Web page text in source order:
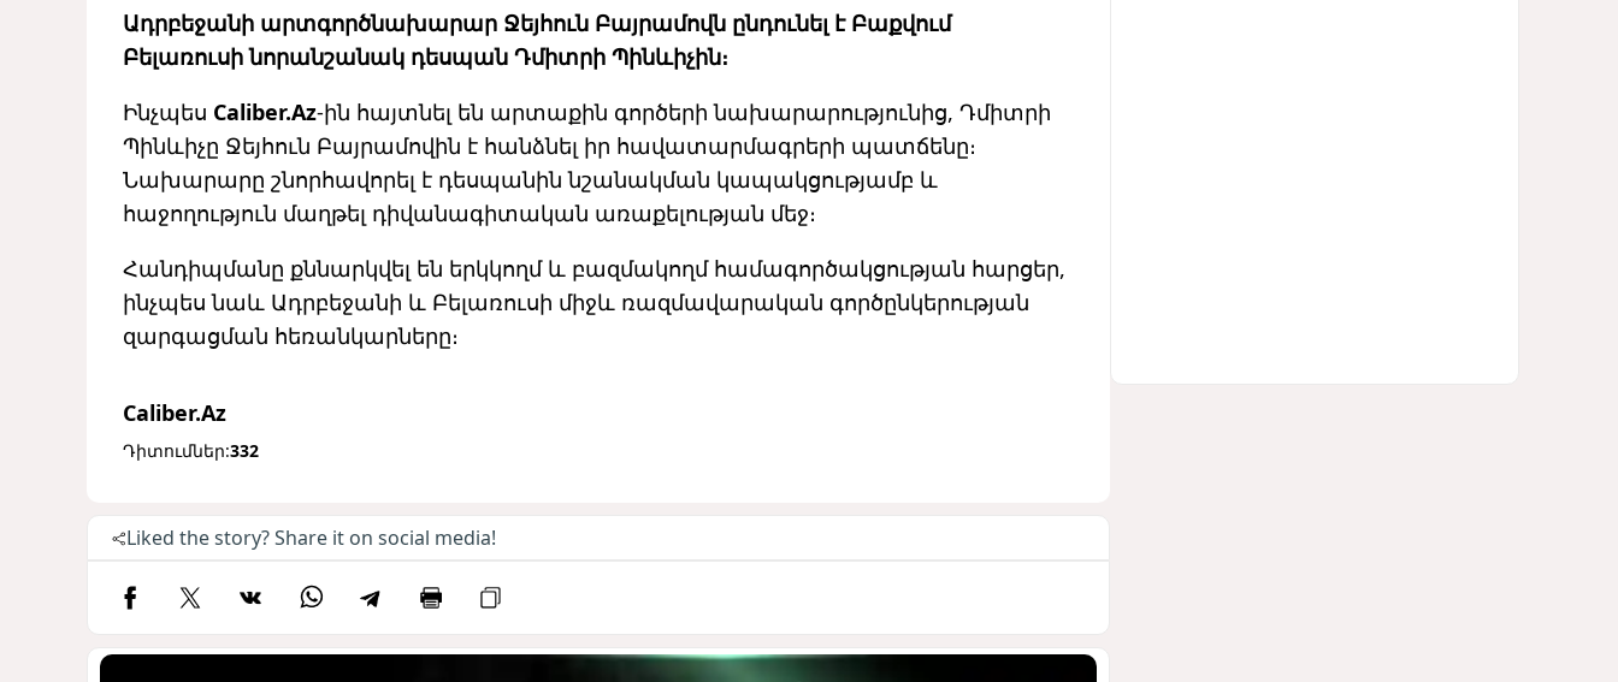
Ադրբեջանի արտգործնախարար Ջեյհուն Բայրամովն ընդունել է Բաքվում
Բելառուսի նորանշանակ դեսպան Դմիտրի Պինևիչին։
Ինչպես Caliber.Az-ին հայտնել են արտաքին գործերի նախարարությունից, Դմիտրի
Պինևիչը Ջեյհուն Բայրամովին է հանձնել իր հավատարմագրերի պատճենը։
Նախարարը շնորհավորել է դեսպանին նշանակման կապակցությամբ և
հաջողություն մաղթել դիվանագիտական առաքելության մեջ։
Հանդիպմանը քննարկվել են երկկողմ և բազմակողմ համագործակցության հարցեր,
ինչպես նաև Ադրբեջանի և Բելառուսի միջև ռազմավարական գործընկերության
զարգացման հեռանկարները։
Caliber.Az
Դիտումներ:332
Liked the story? Share it on social media!